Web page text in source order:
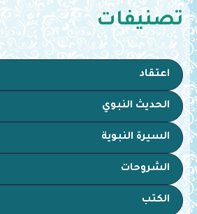
تصنيفات
اعتقاد
الحديث النبوي
السيرة النبوية
الشروحات
الكتب